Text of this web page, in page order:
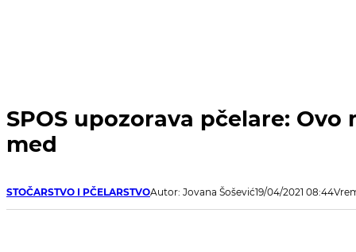
SPOS upozorava pčelare:
med
STOČARSTVO I PČELARSTVOAutor: Jovana Šošević19/04/2021 08:44